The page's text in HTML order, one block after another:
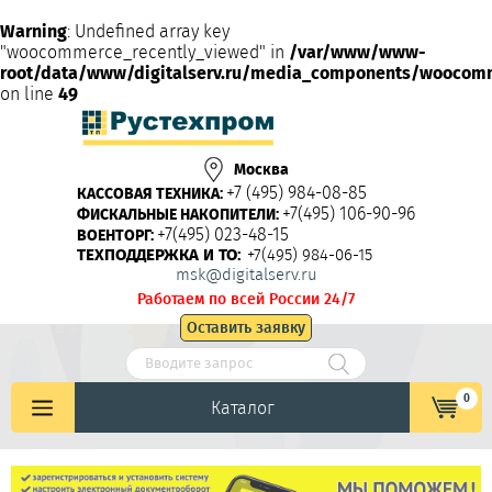
Warning: Undefined array key
"woocommerce_recently_viewed" in /var/www/www-
root/data/www/digitalserv.ru/media_components/
on line 49
Москва
КАССОВАЯ ТЕХНИКА: +7 (495) 984-08-85
ФИСКАЛЬНЫЕ НАКОПИТЕЛИ: +7(495) 106-90-96
ВОЕНТОРГ: +7(495) 023-48-15
ТЕХПОДДЕРЖКА И ТО: +7(495) 984-06-15
msk@digitalserv.ru
Работаем по всей России 24/7
Оставить заявку
Каталог 0